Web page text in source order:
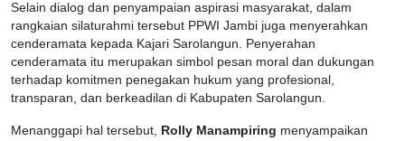
Selain dialog dan penyampaian aspirasi masyarakat, dalam
rangkaian silaturahmi tersebut PPWI Jambi juga menyerahkan
cenderamata kepada Kajari Sarolangun. Penyerahan
cenderamata itu merupakan simbol pesan moral dan dukungan
terhadap komitmen penegakan hukum yang profesional,
transparan, dan berkeadilan di Kabupaten Sarolangun.
Menanggapi hal tersebut, Rolly Manampiring menyampaikan